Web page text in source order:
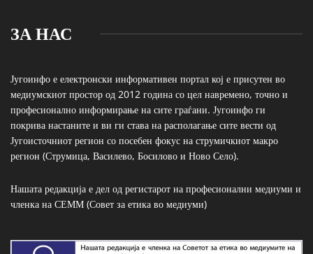
ЗА НАС
Југоинфо е електронски информативен портал кој е присутен во
медиумскиот простор од 2012 година со цел навремено, точно и
професионално информирање на сите граѓани. Југоинфо ги
покрива настаните и ви ги става на располагање сите вести од
Југоисточниот регион со посебен фокус на струмичкиот макро
регион (Струмица, Василево, Босилово и Ново Село).
Нашата редакција е дел од регистарот на професионални медиуми и
членка на СЕММ (Совет за етика во медиуми)